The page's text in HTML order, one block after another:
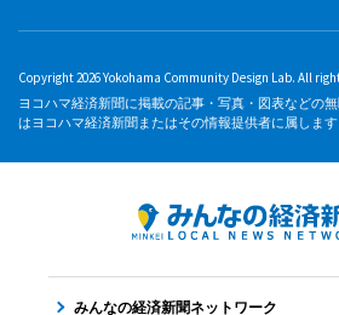
Copyright 2026 Yokohama Community Design Lab. All
ヨコハマ経済新聞に掲載の記事・写真・図表などの
はヨコハマ経済新聞またはその情報提供者に属します
みんなの経済新聞ネットワーク